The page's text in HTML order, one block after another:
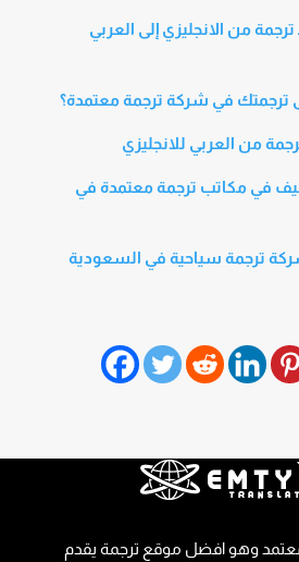
من الانجليزي إلى العربي
في شركة ترجمة معتمدة؟
من العربي للانجليزي
في مكاتب ترجمة معتمدة في
ترجمة سياحية في السعودية
معتمد وهو افضل موقع ترجمة يقدم